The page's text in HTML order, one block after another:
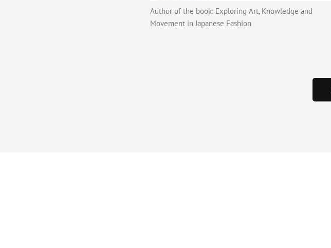
Author of the book: Exploring Art, Knowledge and
Movement in Japanese Fashion